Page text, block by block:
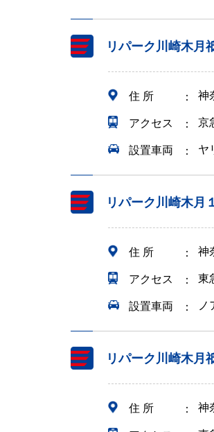
リパーク川崎木月
住 所 神
アクセス 京
設置車両 ヤ
リパーク川崎木月
住 所 神
アクセス 東
設置車両 ノ
リパーク川崎木月
住 所 神